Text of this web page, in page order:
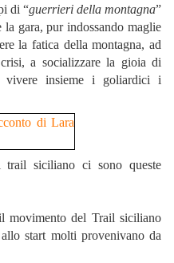
di “guerrieri della montagna”
gara, pur indossando maglie
la fatica della montagna, ad
a socializzare la gioia di
vivere insieme i goliardici i
trail siciliano ci sono queste
movimento del Trail siciliano
start molti provenivano da